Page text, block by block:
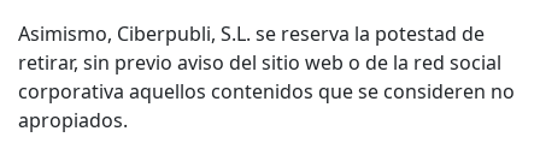
Asimismo, Ciberpubli, S.L. se reserva la potestad de
retirar, sin previo aviso del sitio web o de la red social
corporativa aquellos contenidos que se consideren no
apropiados.